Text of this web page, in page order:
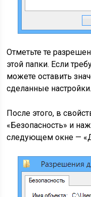
Отметьте те
этой папки. Если
можете оставить
сделанные настройки.
После этого, в
«Безопасность» и
следующем окне —